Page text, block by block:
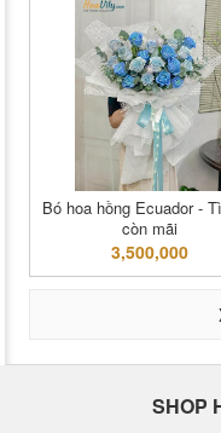
Bó hoa hồng Ecuador -
còn mãi
3,500,000
SHOP